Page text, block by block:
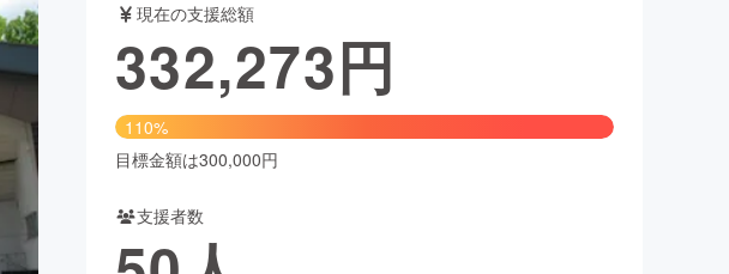
舞台・パフォーマンス
ファッション
アニメ・漫画
ビューティー・ヘルスケア
現在の支援総額
332,273円
110%
目標金額は300,000円
支援者数